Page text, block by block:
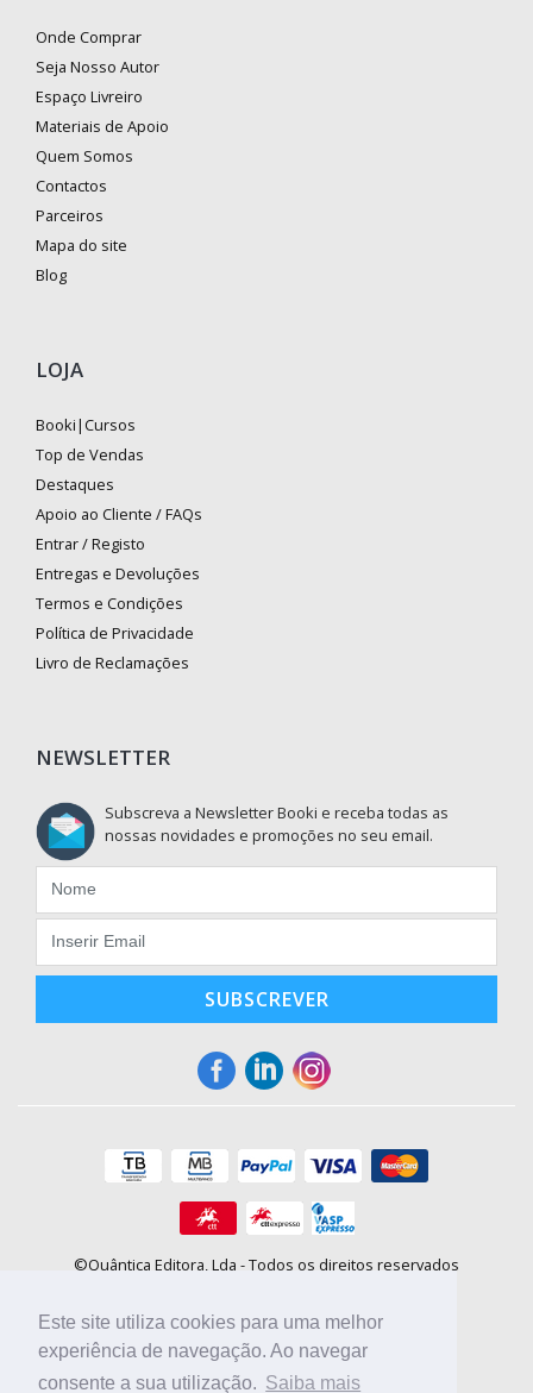
Este site utiliza cookies para uma melhor
experiência de navegação. Ao navegar
consente a sua utilização. Saiba mais
Onde Comprar
Seja Nosso Autor
Espaço Livreiro
Materiais de Apoio
Quem Somos
Contactos
Parceiros
Mapa do site
Blog
LOJA
Booki|Cursos
Top de Vendas
Destaques
Apoio ao Cliente / FAQs
Entrar / Registo
Entregas e Devoluções
Termos e Condições
Política de Privacidade
Livro de Reclamações
NEWSLETTER
Subscreva a Newsletter Booki e receba todas as
nossas novidades e promoções no seu email.
SUBSCREVER
©Quântica Editora, Lda - Todos os direitos reservados
E-mail: info@booki.pt
Tel.: +351 220 104 872